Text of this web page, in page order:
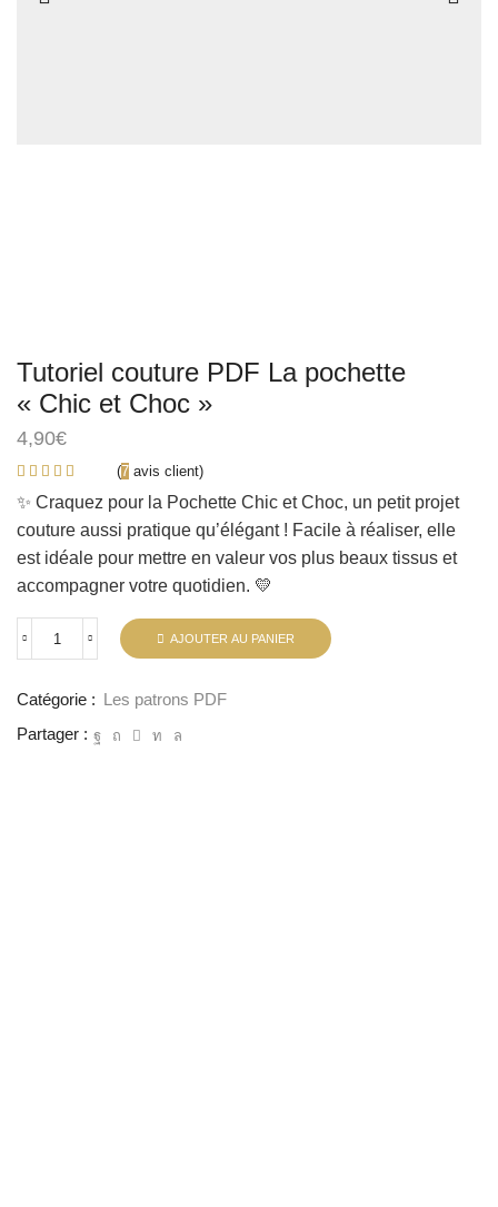
Tutoriel couture PDF La pochette
« Chic et Choc »
4,90€
(7 avis client)
✨ Craquez pour la Pochette Chic et Choc, un petit projet
couture aussi pratique qu’élégant ! Facile à réaliser, elle
est idéale pour mettre en valeur vos plus beaux tissus et
accompagner votre quotidien. 💛
quantité
couture
La
AJOUTER AU PANIER
Catégorie :
Les patrons PDF
Partager :